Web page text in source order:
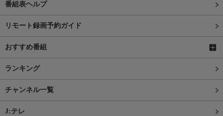
番組表ヘルプ
リモート録画予約ガイド
おすすめ番組
ランキング
チャンネル一覧
J:テレ